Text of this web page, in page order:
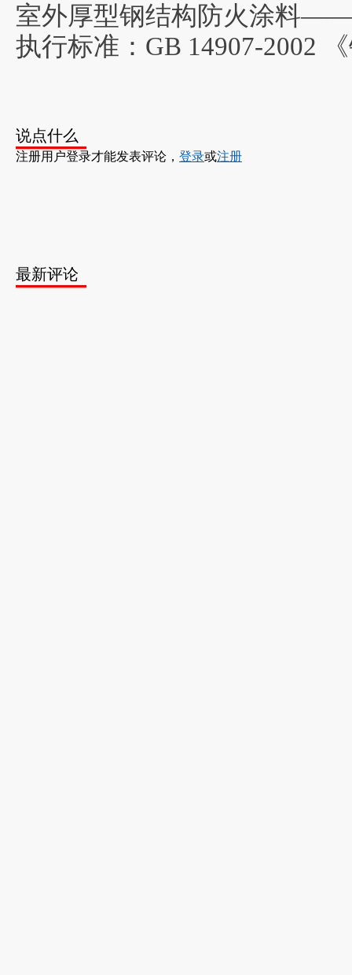
室外厚型钢结构防火涂料
执行标准：GB 14907-2002
说点什么
注册用户登录才能发表评论， 登录或注册
最新评论